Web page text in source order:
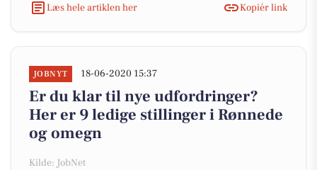
Læs hele artiklen her
Kopiér link
JOBNYT 18-06-2020 15:37
Er du klar til nye udfordringer?
Her er 9 ledige stillinger i Rønnede
og omegn
Kilde: JobNet